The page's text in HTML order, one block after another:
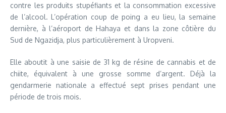
contre les produits stupéfiants et la consommation excessive
de l’alcool. L’opération coup de poing a eu lieu, la semaine
dernière, à l’aéroport de Hahaya et dans la zone côtière du
Sud de Ngazidja, plus particulièrement à Uropveni.
Elle aboutit à une saisie de 31 kg de résine de cannabis et de
chiite, équivalent à une grosse somme d’argent. Déjà la
gendarmerie nationale a effectué sept prises pendant une
période de trois mois.